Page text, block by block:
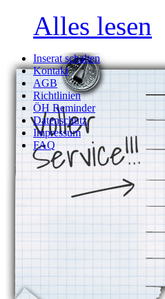
Alles lesen
Inserat schalten
Kontakt
AGB
Richtlinien
ÖH Reminder
Datenschutz
Impressum
FAQ